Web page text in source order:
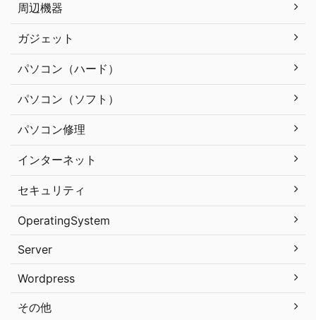
周辺機器
ガジェット
パソコン（ハード）
パソコン（ソフト）
パソコン修理
インターネット
セキュリティ
OperatingSystem
Server
Wordpress
その他